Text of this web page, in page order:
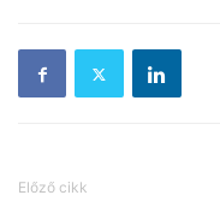
Előző cikk